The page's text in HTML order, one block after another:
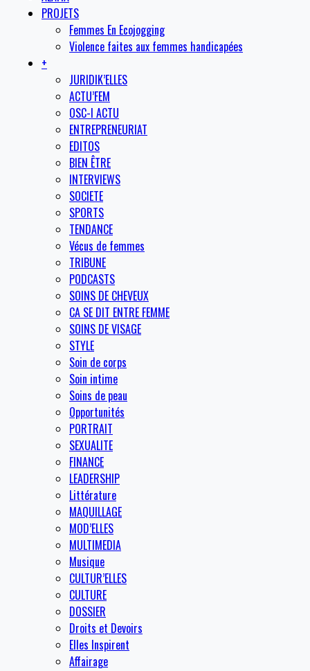
PROJETS
Femmes En Ecojogging
Violence faites aux femmes handicapées
+
JURIDIK’ELLES
ACTU’FEM
OSC-I ACTU
ENTREPRENEURIAT
EDITOS
BIEN ÊTRE
INTERVIEWS
SOCIETE
SPORTS
TENDANCE
Vécus de femmes
TRIBUNE
PODCASTS
SOINS DE CHEVEUX
CA SE DIT ENTRE FEMME
SOINS DE VISAGE
STYLE
Soin de corps
Soin intime
Soins de peau
Opportunités
PORTRAIT
SEXUALITE
FINANCE
LEADERSHIP
Littérature
MAQUILLAGE
MOD’ELLES
MULTIMEDIA
Musique
CULTUR’ELLES
CULTURE
DOSSIER
Droits et Devoirs
Elles Inspirent
Affairage